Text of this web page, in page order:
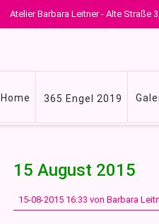
Atelier Barbara Leitner - Alte Straße
Navigation
Home 365 Engel 2019
15 August 2015
15-08-2015 16:33 von Barbara